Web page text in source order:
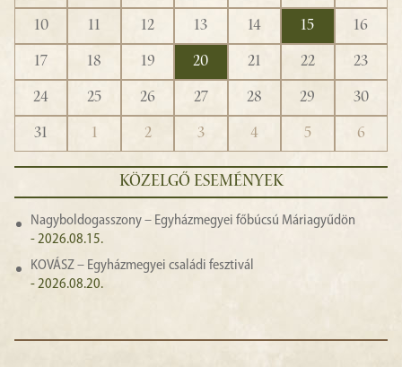
10
11 12 13 14 15
16
17
18 19 20 21 22
23
24
25 26 27 28 29
30
31
1 2 3 4 5 6
KÖZELGŐ ESEMÉNYEK
Nagyboldogasszony – Egyházmegyei főbúcsú Máriagyűdön
- 2026.08.15.
KOVÁSZ – Egyházmegyei családi fesztivál
- 2026.08.20.